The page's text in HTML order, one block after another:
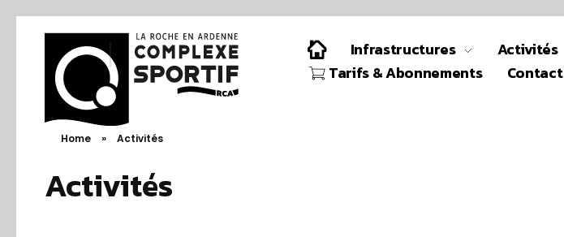
La Roche en Ardenne Complexe Sportif
Infrastructures Activités
Tarifs & Abonnements
Contact
Home » Activités
Activités